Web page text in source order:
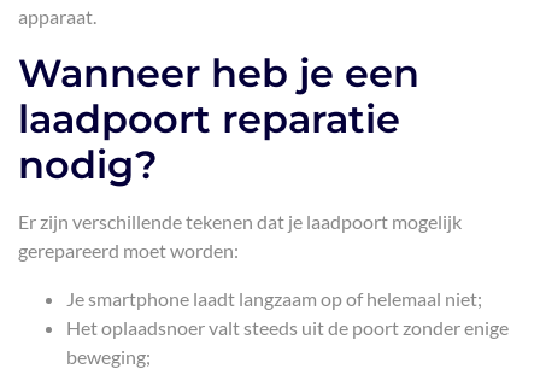
apparaat.
Wanneer heb je een
laadpoort reparatie
nodig?
Er zijn verschillende tekenen dat je laadpoort mogelijk
gerepareerd moet worden:
Je smartphone laadt langzaam op of helemaal niet;
Het oplaadsnoer valt steeds uit de poort zonder enige
beweging;